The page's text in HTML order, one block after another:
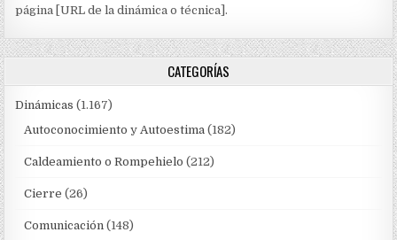
página [URL de la dinámica o técnica].
CATEGORÍAS
Dinámicas (1.167)
Autoconocimiento y Autoestima (182)
Caldeamiento o Rompehielo (212)
Cierre (26)
Comunicación (148)